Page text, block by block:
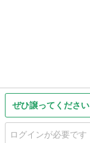
ぜひ譲ってください